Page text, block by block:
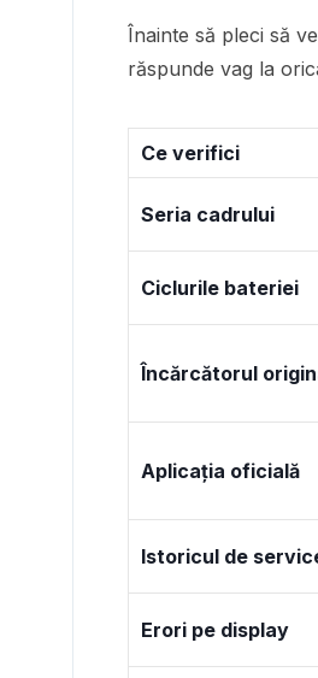
Înainte să pleci să
răspunde vag la
Ce verifici
Seria cadrului
Ciclurile bateriei
Încărcătorul
Aplicația oficială
Istoricul de
Erori pe display